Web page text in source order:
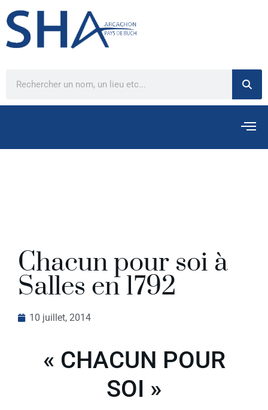
Chacun pour soi à
Salles en 1792
10 juillet, 2014
« CHACUN POUR
SOI »